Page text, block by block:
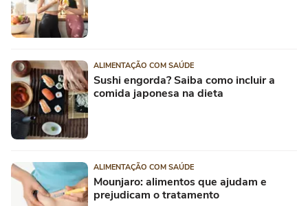
ALIMENTAÇÃO COM SAÚDE
Sushi engorda? Saiba como incluir a
comida japonesa na dieta
ALIMENTAÇÃO COM SAÚDE
Mounjaro: alimentos que ajudam e
prejudicam o tratamento